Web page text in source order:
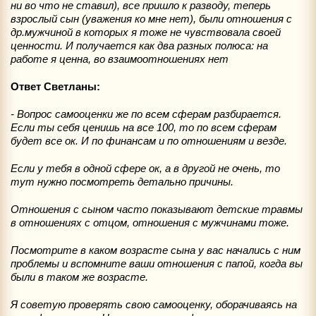
ни во что не ставил), все пришло к разводу, теперь
взрослый сын (уважения ко мне нет), были отношения с
др.мужчиной в которых я тоже не чувствовала своей
ценности. И получается как два разных полюса: на
работе я ценна, во взаимоотношениях нет
Ответ Светланы:
- Вопрос самооценки же по всем сферам разбирается.
Если ты себя ценишь на все 100, то по всем сферам
будет все ок. И по финансам и по отношениям и везде.
Если у тебя в одной сфере ок, а в другой не очень, то
тут нужно посмотреть детально причины.
Отношения с сыном часто показывают детские травмы
в отношениях с отцом, отношения с мужчинами тоже.
Посмотрите в каком возрасте сына у вас начались с ним
проблемы и вспомните ваши отношения с папой, когда вы
были в таком же возрасте.
Я советую проверять свою самооценку, оборачиваясь на